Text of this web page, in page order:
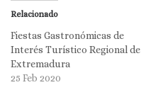
Relacionado
Fiestas Gastronómicas de
Interés Turístico Regional de
Extremadura
25 Feb 2020